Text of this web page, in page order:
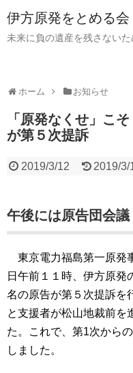
伊方原発をとめる会
未来に負の遺産を残さないた
ホーム お知らせ
「原発なくせ」こ
が第５次提訴
2019/3/12 2019/3/
午後には原告団会
東京電力福島第一原発
日午前１１時、伊方原発
名の原告が第５次提訴を
と支援者が松山地裁前を
た。これで、第1次から
しました。